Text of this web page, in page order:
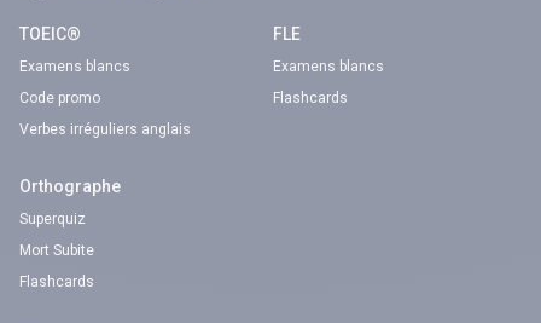
TOEIC®
Examens blancs
Code promo
Verbes irréguliers anglais
FLE
Examens blancs
Flashcards
Orthographe
Superquiz
Mort Subite
Flashcards